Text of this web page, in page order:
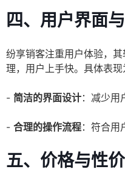
四、用户界面
纷享销客注重用户体验，
理，用户上手快。具体表现
- 简洁的界面设计：减少用
- 合理的操作流程：符合用
五、价格与性